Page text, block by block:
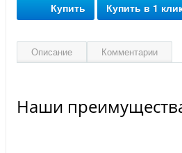
Купить Купить в 1
Описание Комментарии
Наши